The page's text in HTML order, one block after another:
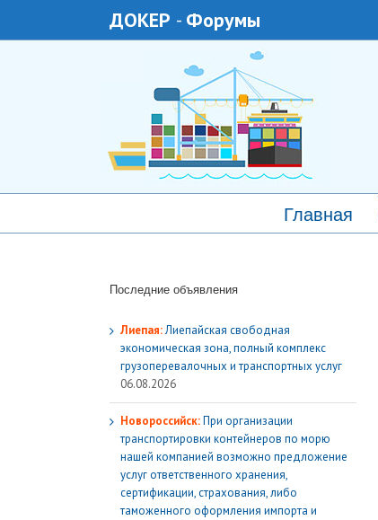
ДОКЕР - Форумы
Главная
Последние объявления
Лиепая:Лиепайская свободная
экономическая зона, полный комплекс
грузoперевалочных и транспортных услуг
06.08.2026
Новороссийск:При организации
транспортировки контейнеров по морю
нашей компанией возможно предложение
услуг ответственного хранения,
сертификации, страхования, либо
таможенного оформления импорта и